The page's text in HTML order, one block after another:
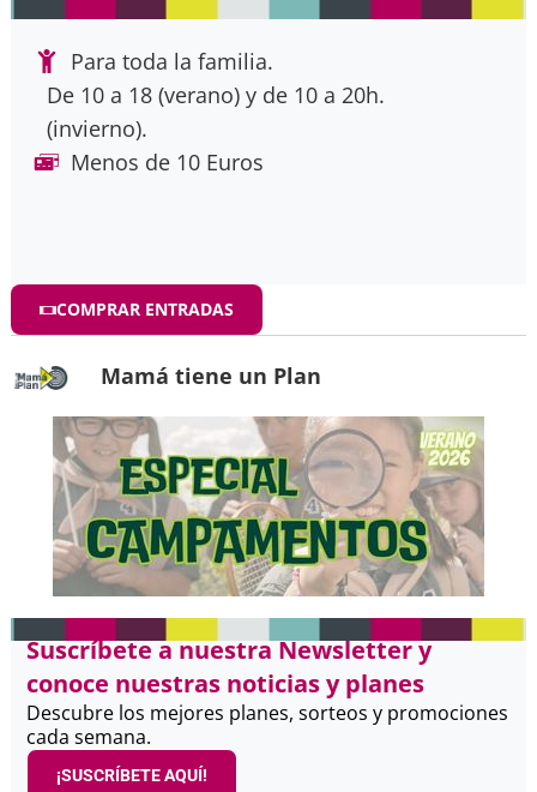
Para toda la familia.
De 10 a 18 (verano) y de 10 a 20h.
(invierno).
Menos de 10 Euros
COMPRAR ENTRADAS
Mamá tiene un Plan
Suscríbete a nuestra Newsletter y
conoce nuestras noticias y planes
Descubre los mejores planes, sorteos y promociones
cada semana.
¡SUSCRÍBETE AQUÍ!